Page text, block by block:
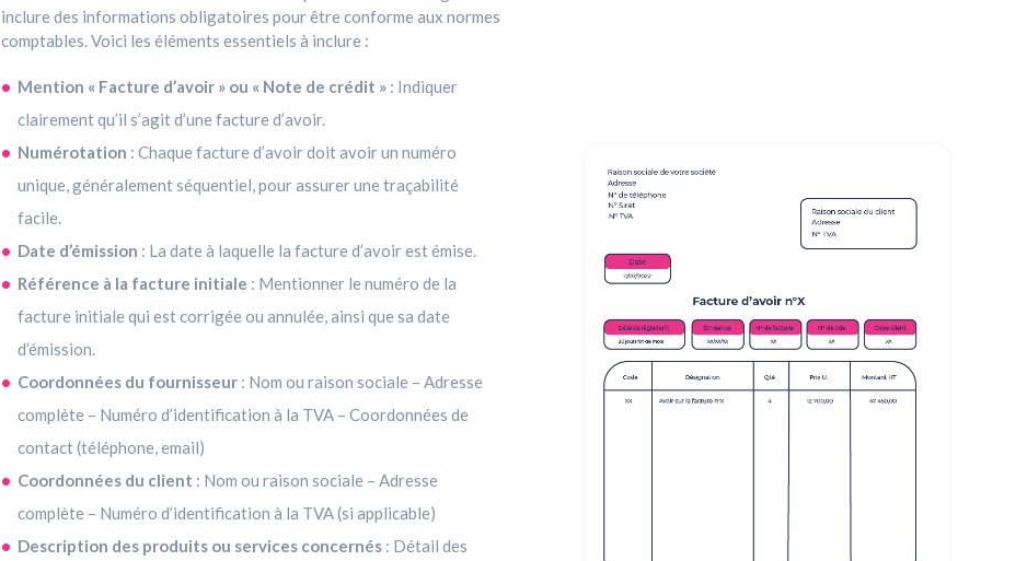
inclure des informations obligatoires pour être conforme aux normes
comptables. Voici les éléments essentiels à inclure :
Mention « Facture d’avoir » ou « Note de crédit » : Indiquer
clairement qu’il s’agit d’une facture d’avoir.
Numérotation : Chaque facture d’avoir doit avoir un numéro
unique, généralement séquentiel, pour assurer une traçabilité
facile.
Date d’émission : La date à laquelle la facture d’avoir est émise.
Référence à la facture initiale : Mentionner le numéro de la
facture initiale qui est corrigée ou annulée, ainsi que sa date
d’émission.
Coordonnées du fournisseur : Nom ou raison sociale – Adresse
complète – Numéro d’identification à la TVA – Coordonnées de
contact (téléphone, email)
Coordonnées du client : Nom ou raison sociale – Adresse
complète – Numéro d’identification à la TVA (si applicable)
Description des produits ou services concernés : Détail des